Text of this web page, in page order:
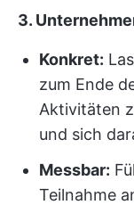
3.
Konkret:
zum Ende
Aktivitäten
und sich
Messbar:
Teilnahme